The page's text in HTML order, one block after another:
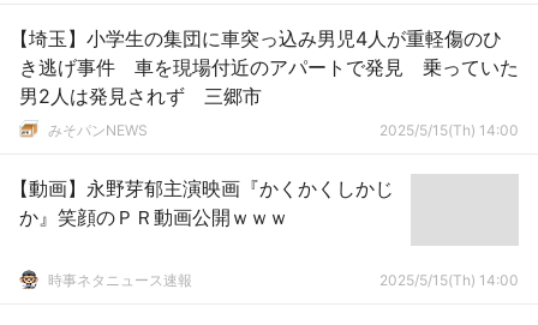
【埼玉】小学生の集団に車突っ込み男児4人が重軽傷のひ
き逃げ事件 車を現場付近のアパートで発見 乗っていた
男2人は発見されず 三郷市
みそパンNEWS 2025/5/15(Th) 14:00
【動画】永野芽郁主演映画『かくかくしかじ
か』笑顔のＰＲ動画公開ｗｗｗ
時事ネタニュース速報 2025/5/15(Th) 14:00